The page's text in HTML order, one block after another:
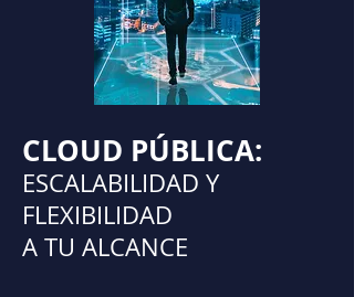
CLOUD PÚBLICA:
ESCALABILIDAD Y
FLEXIBILIDAD
A TU ALCANCE